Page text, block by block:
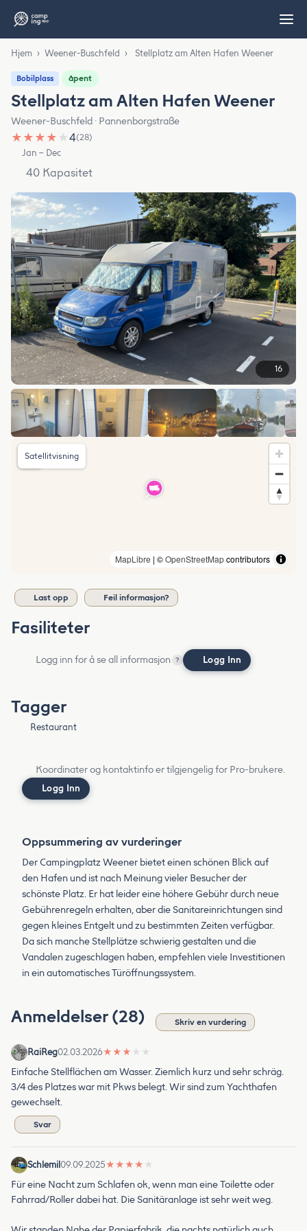
Hjem › Weener-Buschfeld › Stellplatz am Alten Hafen Weener
Bobilplass åpent
Stellplatz am Alten Hafen Weener
Weener-Buschfeld · Pannenborgstraße
★ ★ ★ ★ ★4(28)
Jan – Dec
40 Kapasitet
16
MapLibre | ©OpenStreetMapcontributors
Satellitvisning
Last opp Feil informasjon?
Fasiliteter
Logg inn for å se all informasjon ? Logg Inn
Tagger
Restaurant
Koordinater og kontaktinfo er tilgjengelig for Pro-brukere.
Logg Inn
Oppsummering av vurderinger
Der Campingplatz Weener bietet einen schönen Blick auf
den Hafen und ist nach Meinung vieler Besucher der
schönste Platz. Er hat leider eine höhere Gebühr durch neue
Gebührenregeln erhalten, aber die Sanitareinrichtungen sind
gegen kleines Entgelt und zu bestimmten Zeiten verfügbar.
Da sich manche Stellplätze schwierig gestalten und die
Vandalen zugeschlagen haben, empfehlen viele Investitionen
in ein automatisches Türöffnungssystem.
Anmeldelser (28) Skriv en vurdering
RaiReg02.03.2026★ ★ ★ ★ ★
Einfache Stellflächen am Wasser. Ziemlich kurz und sehr schräg.
3/4 des Platzes war mit Pkws belegt. Wir sind zum Yachthafen
gewechselt.
Svar
Schlemil09.09.2025★ ★ ★ ★ ★
Für eine Nacht zum Schlafen ok, wenn man eine Toilette oder
Fahrrad/Roller dabei hat. Die Sanitäranlage ist sehr weit weg.